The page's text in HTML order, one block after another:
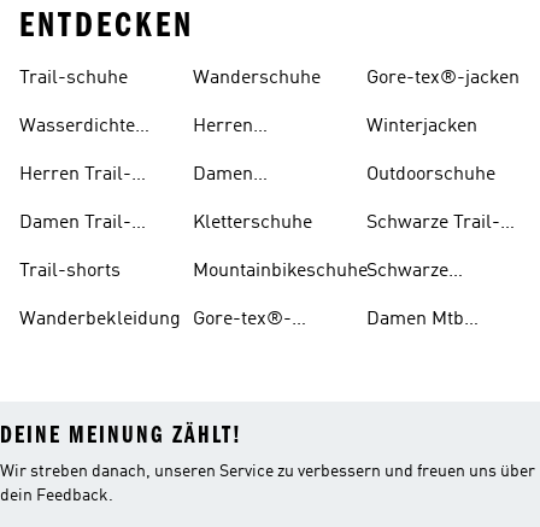
ENTDECKEN
Trail-schuhe
Wasserdichte
Herren Trail-
Damen Trail-
Trail-shorts
Wanderbekleidung
Wanderschuhe
Herren
Damen
Kletterschuhe
Mountainbikeschuhe
Gore-tex®-
Gore-tex®-jacken
Winterjacken
Outdoorschuhe
Schwarze Trail-
Schwarze
Damen Mtb
DEINE MEINUNG ZÄHLT!
Wir streben danach, unseren Service zu verbessern und freuen uns über
dein Feedback.